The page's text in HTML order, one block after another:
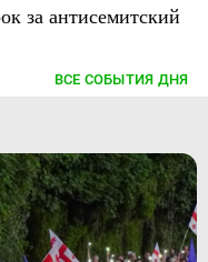
за антисемитский
ВСЕ СОБЫТИЯ ДНЯ